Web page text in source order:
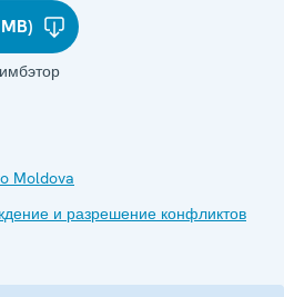
Moldova
и разрешение конфликтов